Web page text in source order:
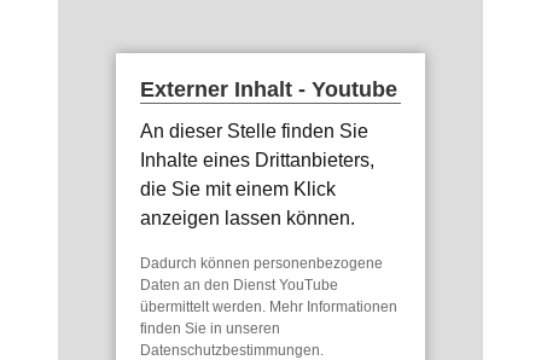
Externer Inhalt - Youtube
An dieser Stelle finden Sie
Inhalte eines Drittanbieters,
die Sie mit einem Klick
anzeigen lassen können.
Dadurch können personenbezogene
Daten an den Dienst YouTube
übermittelt werden. Mehr Informationen
finden Sie in unseren
Datenschutzbestimmungen.